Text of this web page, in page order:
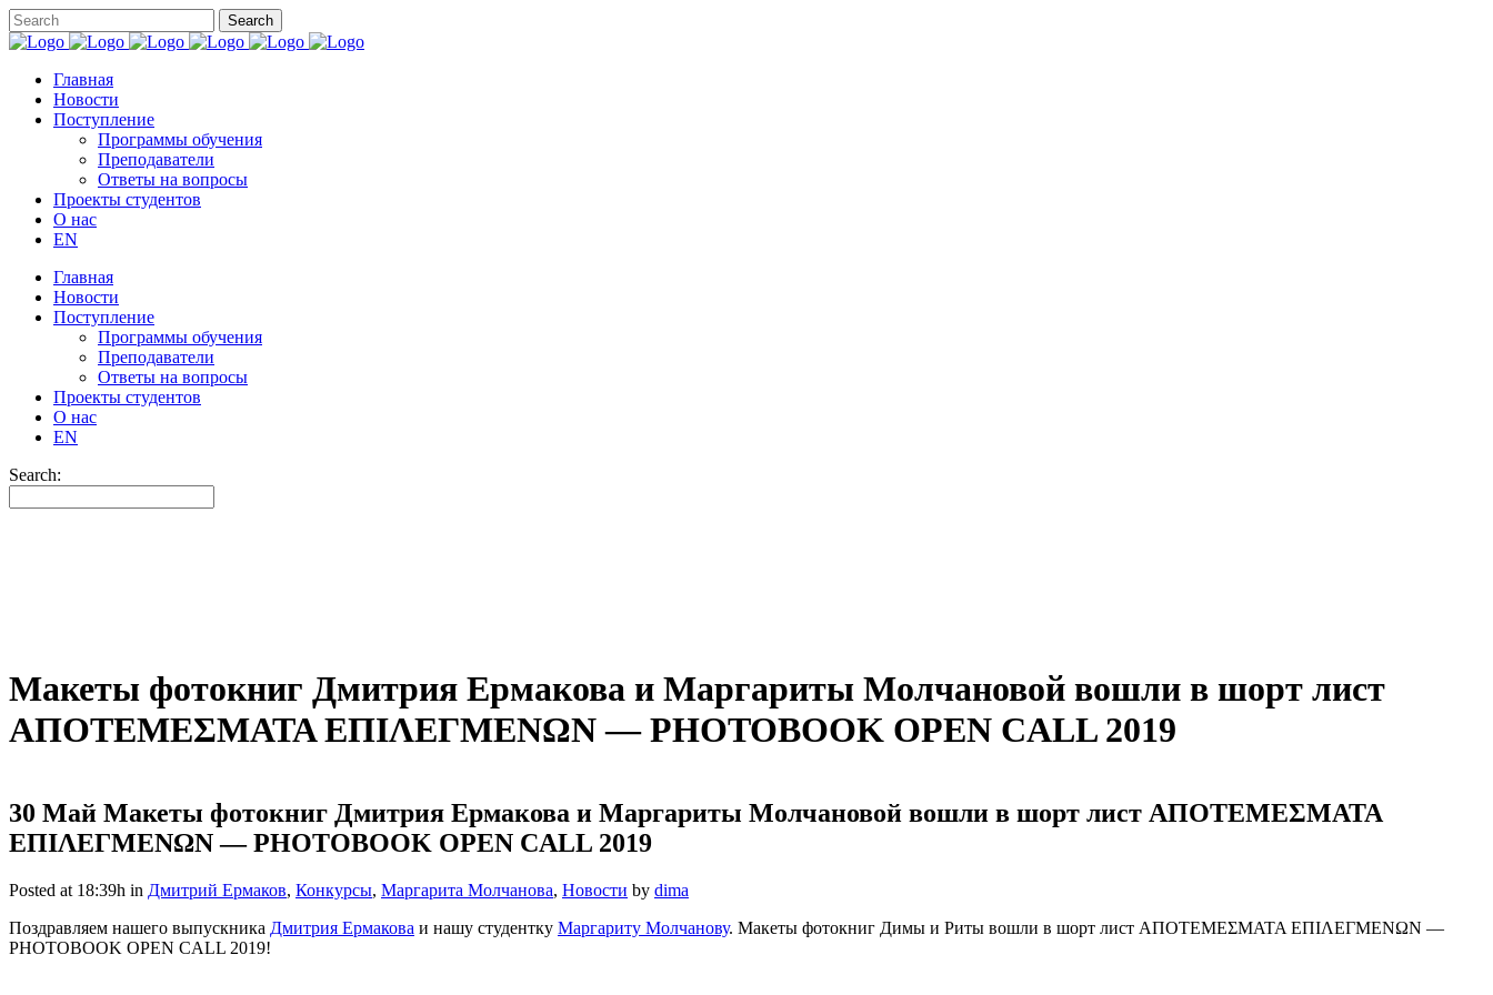
Главная
Новости
Поступление
Программы обучения
Преподаватели
Ответы на вопросы
Проекты студентов
О нас
EN
Главная
Новости
Поступление
Программы обучения
Преподаватели
Ответы на вопросы
Проекты студентов
О нас
EN
Search:
Макеты фотокниг Дмитрия Ермакова и Маргариты Молчановой вошли в шорт лист
ΑΠΟΤΕΜΕΣΜΑΤΑ ΕΠΙΛΕΓΜΕΝΩΝ — PHOTOBOOK OPEN CALL 2019
30 Май Макеты фотокниг Дмитрия Ермакова и Маргариты Молчановой вошли в шорт лист ΑΠΟΤΕΜΕΣΜΑΤΑ
ΕΠΙΛΕΓΜΕΝΩΝ — PHOTOBOOK OPEN CALL 2019
Posted at 18:39h in Дмитрий Ермаков, Конкурсы, Маргарита Молчанова, Новости by dima
Поздравляем нашего выпускника Дмитрия Ермакова и нашу студентку Маргариту Молчанову. Макеты фотокниг Димы и Риты вошли в шорт лист ΑΠΟΤΕΜΕΣΜΑΤΑ ΕΠΙΛΕΓΜΕΝΩΝ —
PHOTOBOOK OPEN CALL 2019!